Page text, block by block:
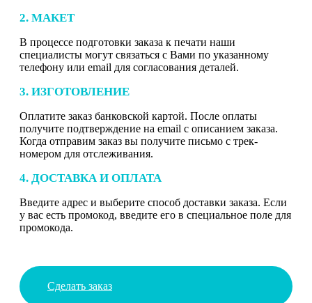
2. МАКЕТ
В процессе подготовки заказа к печати наши
специалисты могут связаться с Вами по указанному
телефону или email для согласования деталей.
3. ИЗГОТОВЛЕНИЕ
Оплатите заказ банковской картой. После оплаты
получите подтверждение на email с описанием заказа.
Когда отправим заказ вы получите письмо с трек-
номером для отслеживания.
4. ДОСТАВКА И ОПЛАТА
Введите адрес и выберите способ доставки заказа. Если
у вас есть промокод, введите его в специальное поле для
промокода.
Сделать заказ